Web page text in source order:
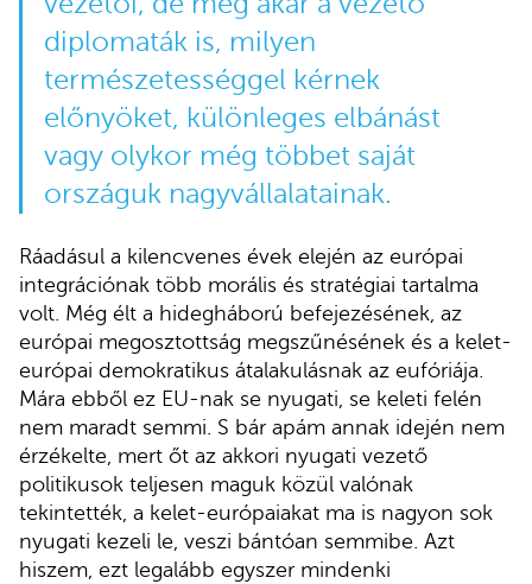
diplomaták is, milyen
természetességgel kérnek
előnyöket, különleges elbánást
vagy olykor még többet saját
országuk nagyvállalatainak.
Ráadásul a kilencvenes évek elején az európai
integrációnak több morális és stratégiai tartalma
volt. Még élt a hidegháború befejezésének, az
európai megosztottság megszűnésének és a kelet-
európai demokratikus átalakulásnak az eufóriája.
Mára ebből ez EU-nak se nyugati, se keleti felén
nem maradt semmi. S bár apám annak idején nem
érzékelte, mert őt az akkori nyugati vezető
politikusok teljesen maguk közül valónak
tekintették, a kelet-európaiakat ma is nagyon sok
nyugati kezeli le, veszi bántóan semmibe. Azt
hiszem, ezt legalább egyszer mindenki